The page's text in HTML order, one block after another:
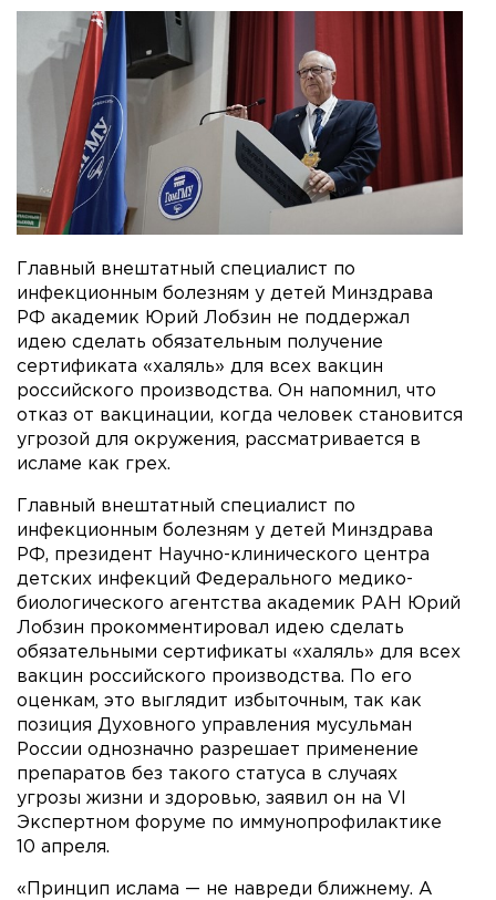
Главный внештатный специалист по
инфекционным болезням у детей Минздрава
РФ академик Юрий Лобзин не поддержал
идею сделать обязательным получение
сертификата «халяль» для всех вакцин
российского производства. Он напомнил, что
отказ от вакцинации, когда человек становится
угрозой для окружения, рассматривается в
исламе как грех.
Главный внештатный специалист по
инфекционным болезням у детей Минздрава
РФ, президент Научно-клинического центра
детских инфекций Федерального медико-
биологического агентства академик РАН Юрий
Лобзин прокомментировал идею сделать
обязательными сертификаты «халяль» для всех
вакцин российского производства. По его
оценкам, это выглядит избыточным, так как
позиция Духовного управления мусульман
России однозначно разрешает применение
препаратов без такого статуса в случаях
угрозы жизни и здоровью, заявил он на VI
Экспертном форуме по иммунопрофилактике
10 апреля.
«Принцип ислама — не навреди ближнему. А